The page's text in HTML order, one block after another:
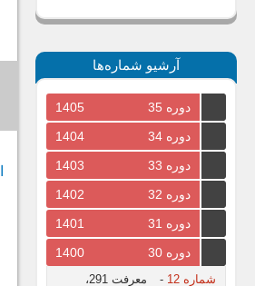
آرشیو شماره‌ها
دوره 35
1405
دوره 34
1404
دوره 33
1403
دوره 32
1402
دوره 31
1401
دوره 30
1400
شماره 12 -
معرفت 291،